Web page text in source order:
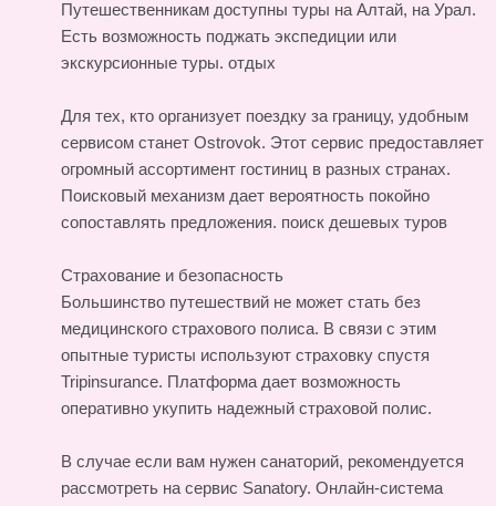
Путешественникам доступны туры на Алтай, на Урал.
Есть возможность поджать экспедиции или
экскурсионные туры. отдых
Для тех, кто организует поездку за границу, удобным
сервисом станет Ostrovok. Этот сервис предоставляет
огромный ассортимент гостиниц в разных странах.
Поисковый механизм дает вероятность покойно
сопоставлять предложения. поиск дешевых туров
Страхование и безопасность
Большинство путешествий не может стать без
медицинского страхового полиса. В связи с этим
опытные туристы используют страховку спустя
Tripinsurance. Платформа дает возможность
оперативно укупить надежный страховой полис.
В случае если вам нужен санаторий, рекомендуется
рассмотреть на сервис Sanatory. Онлайн-система